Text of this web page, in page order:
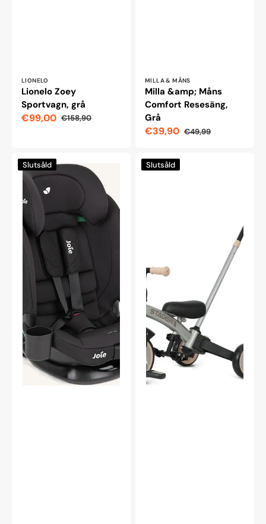
Leverantör:
LIONELO
Lionelo Zoey
Sportvagn, grå
Reapris
€99,00
Ordinarie
€158,90
Leverantör:
MILLA & MÅNS
Milla &amp; Måns
Comfort Resesäng,
Grå
Reapris
€39,90
Ordinarie
€49,99
Bilstol
Joie
Bold,
150
Shale
Slutsåld
Qplay
Stager
Slutsåld